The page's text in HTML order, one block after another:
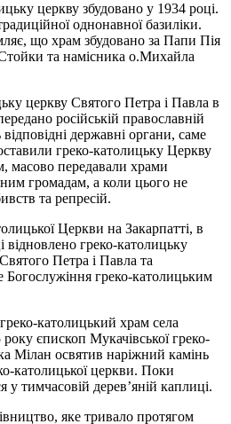
церкву збудовано у 1934 році.
однонавної базиліки.
що храм збудовано за Папи Пія
та намісника о.Михайла
церкву Святого Петра і Павла в
російській православній
державні органи, саме
греко-католицьку Церкву
масово передавали храми
громадам, а коли цього не
та репресій.
Церкви на Закарпатті, в
відновлено греко-католицьку
Петра і Павла та
Богослужіння греко-католицьким
католицький храм села
єпископ Мукачівської греко-
Мілан освятив наріжний камінь
католицької церкви. Поки
тимчасовій дерев’яній каплиці.
яке тривало протягом